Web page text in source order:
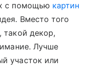
с помощью картин
Вместо того
такой декор,
Лучше
участок или